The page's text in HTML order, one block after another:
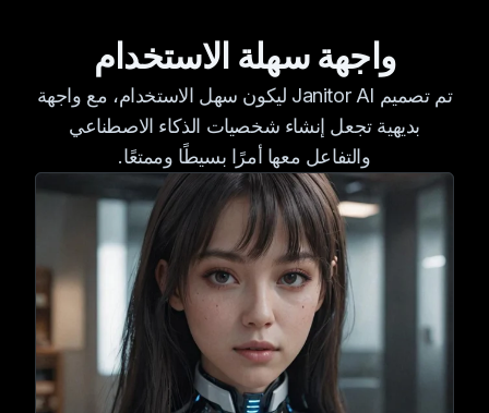
واجهة سهلة الاستخدام
تم تصميم Janitor AI ليكون سهل الاستخدام، مع واجهة
بديهية تجعل إنشاء شخصيات الذكاء الاصطناعي
والتفاعل معها أمرًا بسيطًا وممتعًا.